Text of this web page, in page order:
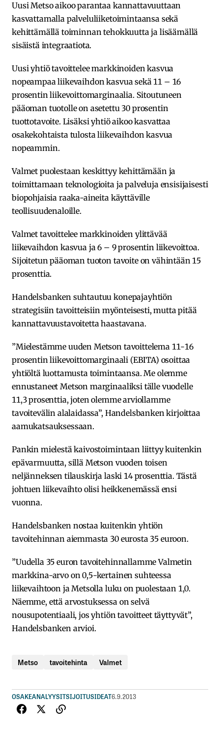
Uusi Metso aikoo parantaa kannattavuuttaan
kasvattamalla palveluliiketoimintaansa sekä
kehittämällä toiminnan tehokkuutta ja lisäämällä
sisäistä integraatiota.
Uusi yhtiö tavoittelee markkinoiden kasvua
nopeampaa liikevaihdon kasvua sekä 11 – 16
prosentin liikevoittomarginaalia. Sitoutuneen
pääoman tuotolle on asetettu 30 prosentin
tuottotavoite. Lisäksi yhtiö aikoo kasvattaa
osakekohtaista tulosta liikevaihdon kasvua
nopeammin.
Valmet puolestaan keskittyy kehittämään ja
toimittamaan teknologioita ja palveluja ensisijaisesti
biopohjaisia raaka-aineita käyttäville
teollisuudenaloille.
Valmet tavoittelee markkinoiden ylittävää
liikevaihdon kasvua ja 6 – 9 prosentin liikevoittoa.
Sijoitetun pääoman tuoton tavoite on vähintään 15
prosenttia.
Handelsbanken suhtautuu konepajayhtiön
strategisiin tavoitteisiin myönteisesti, mutta pitää
kannattavuustavoitetta haastavana.
”Mielestämme uuden Metson tavoittelema 11-16
prosentin liikevoittomarginaali (EBITA) osoittaa
yhtiöltä luottamusta toimintaansa. Me olemme
ennustaneet Metson marginaaliksi tälle vuodelle
11,3 prosenttia, joten olemme arviollamme
tavoitevälin alalaidassa”, Handelsbanken kirjoittaa
aamukatsauksessaan.
Pankin mielestä kaivostoimintaan liittyy kuitenkin
epävarmuutta, sillä Metson vuoden toisen
neljänneksen tilauskirja laski 14 prosenttia. Tästä
johtuen liikevaihto olisi heikkenemässä ensi
vuonna.
Handelsbanken nostaa kuitenkin yhtiön
tavoitehinnan aiemmasta 30 eurosta 35 euroon.
”Uudella 35 euron tavoitehinnallamme Valmetin
markkina-arvo on 0,5-kertainen suhteessa
liikevaihtoon ja Metsolla luku on puolestaan 1,0.
Näemme, että arvostuksessa on selvä
nousupotentiaali, jos yhtiön tavoitteet täyttyvät”,
Handelsbanken arvioi.
Metso tavoitehinta Valmet
OSAKEANALYYSITSIJOITUSIDEAT6.9.2013